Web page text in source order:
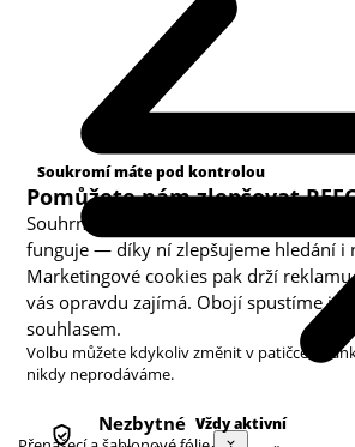
Soukromí máte pod kontrolou
Pomůžete nám zlepšovat
Souhrnná analytika nám ukazuje, co v
funguje — díky ní zlepšujeme hledání i
Marketingové cookies pak drží
vás opravdu zajímá. Obojí spustíme
souhlasem.
Volbu můžete kdykoliv změnit v patičce
nikdy neprodáváme.
Kategorie cookies
Nezbytné Vždy aktivní